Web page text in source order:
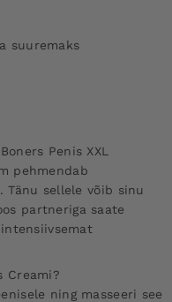
suuremaks
Penis XXL
pehmendab
Tänu sellele võib sinu
partneriga saate
Creami?
ning masseeri see